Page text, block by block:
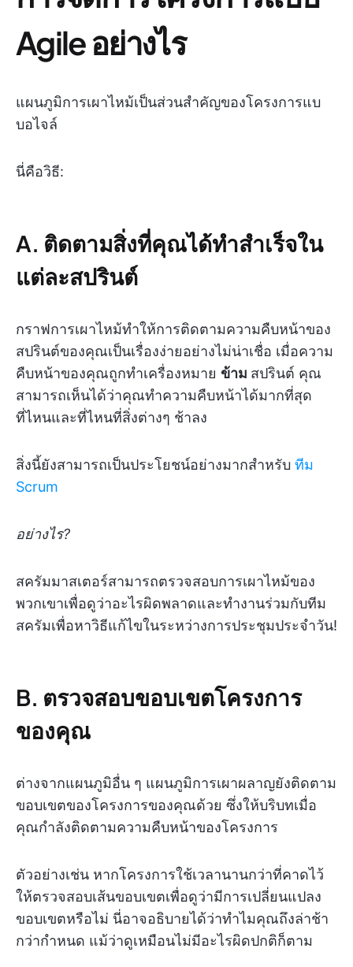
Agile อย่างไร
แผนภูมิการเผาไหม้เป็นส่วนสำคัญของโครงการแบ
บอไจล์
นี่คือวิธี:
A. ติดตามสิ่งที่คุณได้ทำสำเร็จใน
แต่ละสปรินต์
กราฟการเผาไหม้ทำให้การติดตามความคืบหน้าของ
สปรินต์ของคุณเป็นเรื่องง่ายอย่างไม่น่าเชื่อ เมื่อความ
คืบหน้าของคุณถูกทำเครื่องหมาย ข้าม สปรินต์ คุณ
สามารถเห็นได้ว่าคุณทำความคืบหน้าได้มากที่สุด
ที่ไหนและที่ไหนที่สิ่งต่างๆ ช้าลง
สิ่งนี้ยังสามารถเป็นประโยชน์อย่างมากสำหรับ ทีม
Scrum
อย่างไร?
สครัมมาสเตอร์สามารถตรวจสอบการเผาไหม้ของ
พวกเขาเพื่อดูว่าอะไรผิดพลาดและทำงานร่วมกับทีม
สครัมเพื่อหาวิธีแก้ไขในระหว่างการประชุมประจำวัน!
B. ตรวจสอบขอบเขตโครงการ
ของคุณ
ต่างจากแผนภูมิอื่น ๆ แผนภูมิการเผาผลาญยังติดตาม
ขอบเขตของโครงการของคุณด้วย ซึ่งให้บริบทเมื่อ
คุณกำลังติดตามความคืบหน้าของโครงการ
ตัวอย่างเช่น หากโครงการใช้เวลานานกว่าที่คาดไว้
ให้ตรวจสอบเส้นขอบเขตเพื่อดูว่ามีการเปลี่ยนแปลง
ขอบเขตหรือไม่ นี่อาจอธิบายได้ว่าทำไมคุณถึงล่าช้า
กว่ากำหนด แม้ว่าดูเหมือนไม่มีอะไรผิดปกติก็ตาม